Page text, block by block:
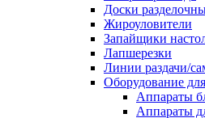
Доски
Жироуловители
Запайщики
Лапшерезки
Линии раздачи/
Оборудование
Аппараты
Аппараты